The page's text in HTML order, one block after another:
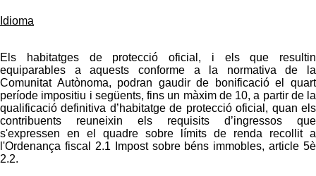
Idioma
Els habitatges de protecció oficial, i els que resultin
equiparables a aquests conforme a la normativa de la
Comunitat Autònoma, podran gaudir de bonificació el quart
període impositiu i següents, fins un màxim de 10, a partir de la
qualificació definitiva d’habitatge de protecció oficial, quan els
contribuents reuneixin els requisits d’ingressos que
s'expressen en el quadre sobre límits de renda recollit a
l'Ordenança fiscal 2.1 Impost sobre béns immobles, article 5è
2.2.